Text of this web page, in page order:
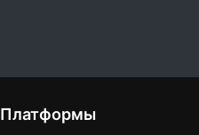
Платформы